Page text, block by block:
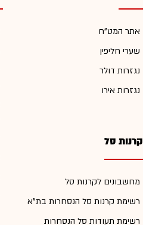
אתר המט"ח
שערי חליפין
נגזרות דולר
נגזרות אירו
קרנות סל
מחשבונים לקרנות סל
רשימת קרנות סל הנסחרות בת"א
רשימת תעודות סל הנסחרות